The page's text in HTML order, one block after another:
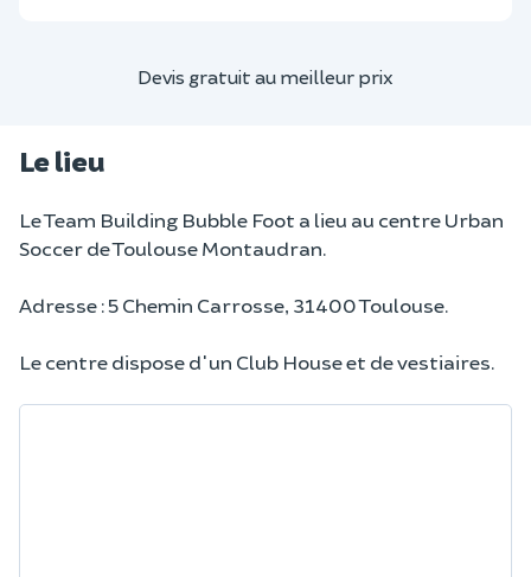
Devis gratuit au meilleur prix
Le lieu
Le Team Building Bubble Foot a lieu au centre Urban
Soccer de Toulouse Montaudran.
Adresse : 5 Chemin Carrosse, 31400 Toulouse.
Le centre dispose d'un Club House et de vestiaires.